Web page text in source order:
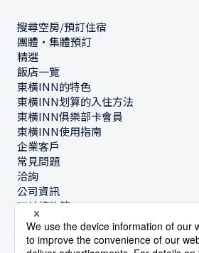
搜尋空房/預訂住宿
團體・集體預訂
精選
飯店一覽
東橫INN的特色
東橫INN划算的入住方法
東橫INN俱樂部卡會員
東橫INN使用指南
企業客戶
常見問題
洽詢
公司資訊
可持續政策